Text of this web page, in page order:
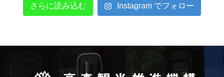
さらに読み込む Instagram でフォロー